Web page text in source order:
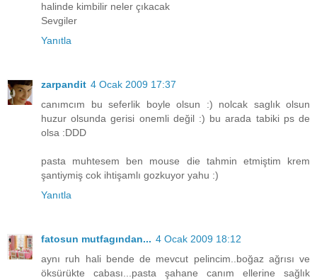
halinde kimbilir neler çıkacak
Sevgiler
Yanıtla
zarpandit 4 Ocak 2009 17:37
canımcım bu seferlik boyle olsun :) nolcak saglık olsun
huzur olsunda gerisi onemli değil :) bu arada tabiki ps de
olsa :DDD
pasta muhtesem ben mouse die tahmin etmiştim krem
şantiymiş cok ihtişamlı gozkuyor yahu :)
Yanıtla
fatosun mutfagından... 4 Ocak 2009 18:12
aynı ruh hali bende de mevcut pelincim..boğaz ağrısı ve
öksürükte cabası...pasta şahane canım ellerine sağlık